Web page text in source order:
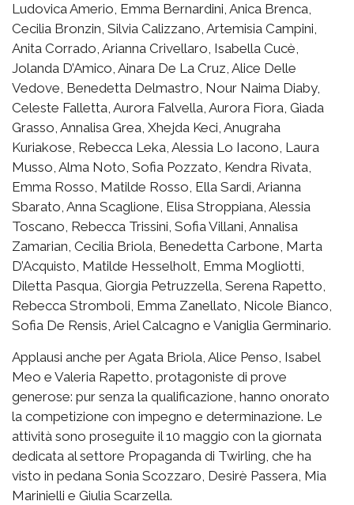
Ludovica Amerio, Emma Bernardini, Anica Brenca,
Cecilia Bronzin, Silvia Calizzano, Artemisia Campini,
Anita Corrado, Arianna Crivellaro, Isabella Cucè,
Jolanda D’Amico, Ainara De La Cruz, Alice Delle
Vedove, Benedetta Delmastro, Nour Naima Diaby,
Celeste Falletta, Aurora Falvella, Aurora Fiora, Giada
Grasso, Annalisa Grea, Xhejda Keci, Anugraha
Kuriakose, Rebecca Leka, Alessia Lo Iacono, Laura
Musso, Alma Noto, Sofia Pozzato, Kendra Rivata,
Emma Rosso, Matilde Rosso, Ella Sardi, Arianna
Sbarato, Anna Scaglione, Elisa Stroppiana, Alessia
Toscano, Rebecca Trissini, Sofia Villani, Annalisa
Zamarian, Cecilia Briola, Benedetta Carbone, Marta
D’Acquisto, Matilde Hesselholt, Emma Mogliotti,
Diletta Pasqua, Giorgia Petruzzella, Serena Rapetto,
Rebecca Stromboli, Emma Zanellato, Nicole Bianco,
Sofia De Rensis, Ariel Calcagno e Vaniglia Germinario.
Applausi anche per Agata Briola, Alice Penso, Isabel
Meo e Valeria Rapetto, protagoniste di prove
generose: pur senza la qualificazione, hanno onorato
la competizione con impegno e determinazione. Le
attività sono proseguite il 10 maggio con la giornata
dedicata al settore Propaganda di Twirling, che ha
visto in pedana Sonia Scozzaro, Desirè Passera, Mia
Marinielli e Giulia Scarzella.